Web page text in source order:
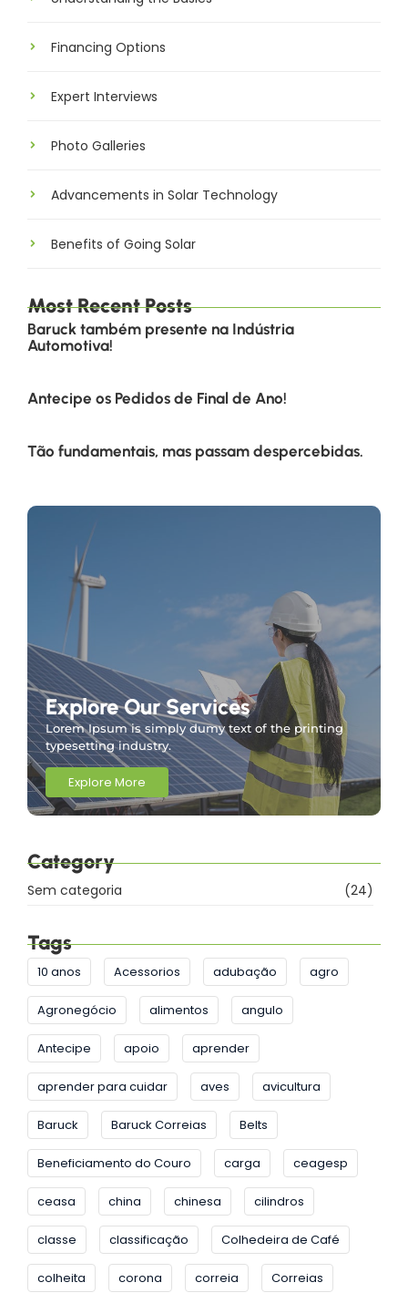
Financing Options
Expert Interviews
Photo Galleries
Advancements in Solar Technology
Benefits of Going Solar
Most Recent Posts
Baruck também presente na Indústria
Automotiva!
Antecipe os Pedidos de Final de Ano!
Tão fundamentais, mas passam despercebidas.
Explore Our Services
Lorem Ipsum is simply dumy text of the printing
typesetting industry.
Explore More
Category
Sem categoria (24)
Tags
10 anos Acessorios adubação agro
Agronegócio alimentos angulo
Antecipe apoio aprender
aprender para cuidar aves avicultura
Baruck Baruck Correias Belts
Beneficiamento do Couro carga ceagesp
ceasa china chinesa cilindros
classe classificação Colhedeira de Café
colheita corona correia Correias